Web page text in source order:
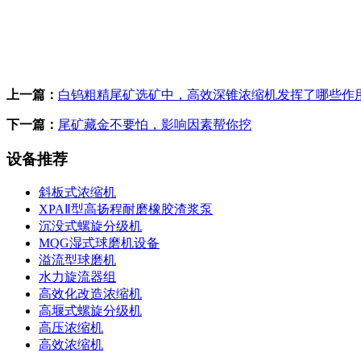
上一篇： 白钨粗精尾矿选矿中，高效深锥浓缩机发挥了哪些作
下一篇： 尾矿藏金不要怕，影响因素帮你挖
设备推荐
斜板式浓缩机
XPAⅡ型高扬程耐磨橡胶渣浆泵
沉没式螺旋分级机
MQG湿式球磨机设备
溢流型球磨机
水力旋流器组
高效化改造浓缩机
高堰式螺旋分级机
高压浓缩机
高效浓缩机